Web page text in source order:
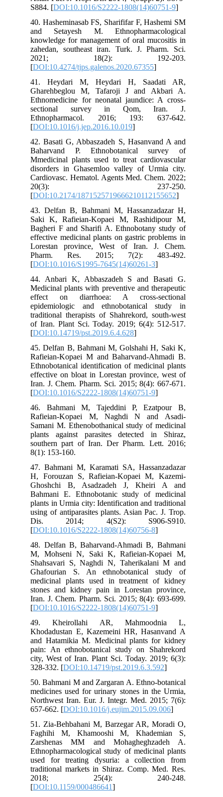
S884. [DOI:10.1016/S2222-1808(14)60751-9
40. Hasheminasab FS, Sharififar F, Hashemi SM
and Setayesh M. Ethnopharmacological
knowledge for management of oral mucositis in
zahedan, southeast iran. Turk. J. Pharm. Sci.
2021; 18(2): 192-203.
[DOI:10.4274/tjps.galenos.2020.67355
41. Heydari M, Heydari H, Saadati AR,
Gharehbeglou M, Tafaroji J and Akbari A.
Ethnomedicine for neonatal jaundice: A cross-
sectional survey in Qom, Iran. J.
Ethnopharmacol. 2016; 193: 637-642.
[DOI:10.1016/j.jep.2016.10.019
42. Basati G, Abbaszadeh S, Hasanvand A and
Baharvand P. Ethnobotanical survey of
Mmedicinal plants used to treat cardiovascular
disorders in Ghasemloo valley of Urmia city.
Cardiovasc. Hematol. Agents Med. Chem. 2022;
20(3): 237-250.
[DOI:10.2174/1871525719666210112155652
43. Delfan B, Bahmani M, Hassanzadazar H,
Saki K, Rafieian-Kopaei M, Rashidipour M,
Bagheri F and Sharifi A. Ethnobotany study of
effective medicinal plants on gastric problems in
Lorestan province, West of Iran. J. Chem.
Pharm. Res. 2015; 7(2): 483-492.
[DOI:10.1016/S1995-7645(14)60261-3
44. Anbari K, Abbaszadeh S and Basati G.
Medicinal plants with preventive and therapeutic
effect on diarrhoea: A cross-sectional
epidemiologic and ethnobotanical study in
traditional therapists of Shahrekord, south-west
of Iran. Plant Sci. Today. 2019; 6(4): 512-517.
[DOI:10.14719/pst.2019.6.4.628
45. Delfan B, Bahmani M, Golshahi H, Saki K,
Rafieian-Kopaei M and Baharvand-Ahmadi B.
Ethnobotanical identification of medicinal plants
effective on bloat in Lorestan province, west of
Iran. J. Chem. Pharm. Sci. 2015; 8(4): 667-671.
[DOI:10.1016/S2222-1808(14)60751-9
46. Bahmani M, Tajeddini P, Ezatpour B,
Rafieian-Kopaei M, Naghdi N and Asadi-
Samani M. Ethenobothanical study of medicinal
plants against parasites detected in Shiraz,
southern part of Iran. Der Pharm. Lett. 2016;
8(1): 153-160.
47. Bahmani M, Karamati SA, Hassanzadazar
H, Forouzan S, Rafieian-Kopaei M, Kazemi-
Ghoshchi B, Asadzadeh J, Kheiri A and
Bahmani E. Ethnobotanic study of medicinal
plants in Urmia city: Identification and traditional
using of antiparasites plants. Asian Pac. J. Trop.
Dis. 2014; 4(S2): S906-S910.
[DOI:10.1016/S2222-1808(14)60756-8
48. Delfan B, Baharvand-Ahmadi B, Bahmani
M, Mohseni N, Saki K, Rafieian-Kopaei M,
Shahsavari S, Naghdi N, Taherikalani M and
Ghafourian S. An ethnobotanical study of
medicinal plants used in treatment of kidney
stones and kidney pain in Lorestan province,
Iran. J. Chem. Pharm. Sci. 2015; 8(4): 693-699.
[DOI:10.1016/S2222-1808(14)60751-9
49. Kheirollahi AR, Mahmoodnia L,
Khodadustan E, Kazemeini HR, Hasanvand A
and Hatamikia M. Medicinal plants for kidney
pain: An ethnobotanical study on Shahrekord
city, West of Iran. Plant Sci. Today. 2019; 6(3):
328-332. [DOI:10.14719/pst.2019.6.3.592
50. Bahmani M and Zargaran A. Ethno-botanical
medicines used for urinary stones in the Urmia,
Northwest Iran. Eur. J. Integr. Med. 2015; 7(6):
657-662. [DOI:10.1016/j.eujim.2015.09.006
51. Zia-Behbahani M, Barzegar AR, Moradi O,
Faghihi M, Khamooshi M, Khademian S,
Zarshenas MM and Mohagheghzadeh A.
Ethnopharmacological study of medicinal plants
used for treating dysuria: a collection from
traditional markets in Shiraz. Comp. Med. Res.
2018; 25(4): 240-248.
[DOI:10.1159/000486641